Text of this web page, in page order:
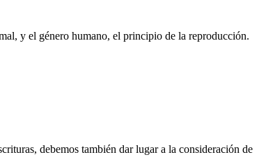
y el género humano, el principio de la reproducción.
debemos también dar lugar a la consideración de